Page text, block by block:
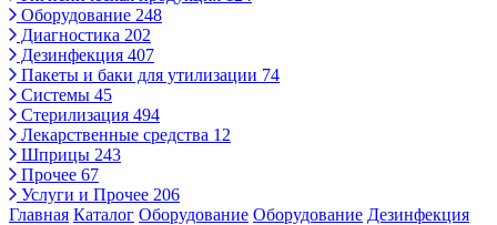
Оборудование 248
Диагностика 202
Дезинфекция 407
Пакеты и баки для утилизации 74
Системы 45
Стерилизация 494
Лекарственные средства 12
Шприцы 243
Прочее 67
Услуги и Прочее 206
Главная Каталог Оборудование Оборудование Дезинфекция